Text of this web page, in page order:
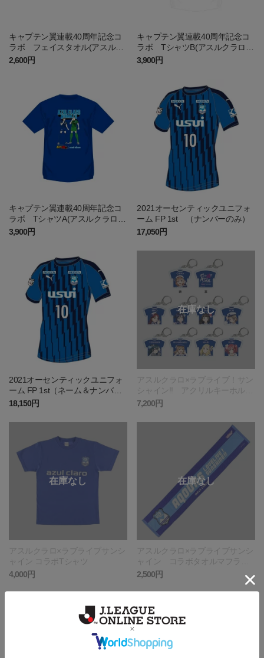
キャプテン翼連載40周年記念コ
ラボ フェイスタオル(アスルク
ラロ沼津)
2,600円
キャプテン翼連載40周年記念コ
ラボ TシャツB(アスルクラロ沼
津)
3,900円
キャプテン翼連載40周年記念コ
ラボ TシャツA(アスルクラロ沼
津)
3,900円
2021オーセンティックユニフォ
ーム FP 1st （ナンバーのみ）
17,050円
2021オーセンティックユニフォ
ーム FP 1st（ネーム＆ナンバ
ー）
18,150円
アスルクラロ×ラブライブ！サン
シャイン!! アクリルキーホルダ
ーコンプリートセット（9個）
7,200円
アスルクラロ×ラブライブサンシ
ャイン コラボTシャツ
4,000円
アスルクラロ×ラブライブサンシ
ャイン コラボタオルマフラ
ー アクア AQOURS
2,500円